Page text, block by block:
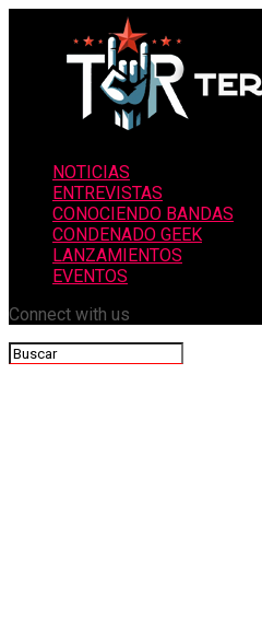
NOTICIAS
ENTREVISTAS
CONOCIENDO BANDAS
CONDENADO GEEK
LANZAMIENTOS
EVENTOS
Connect with us